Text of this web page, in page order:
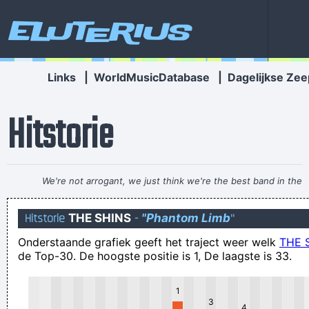
Eluterius
Links WorldMusicDatabase Dagelijkse
Hitstorie
We're not arrogant, we just think we're the best band in the
world~ Noel Gallagher
Ik heb jouw gedachten ontmoeten eerlijke man op zwaluw
van nieuwe momenten
Als je in een goeie periode zit, weten je vrienden wie je bent.
Er volgde een schetenfestival dat zijn weerga niét kende!
Hitstorie THE SHINS - "Phantom Limb"
Onderstaande grafiek geeft het traject weer welk THE
de Top-30. De hoogste positie is 1, De laagste is 33.
1
3